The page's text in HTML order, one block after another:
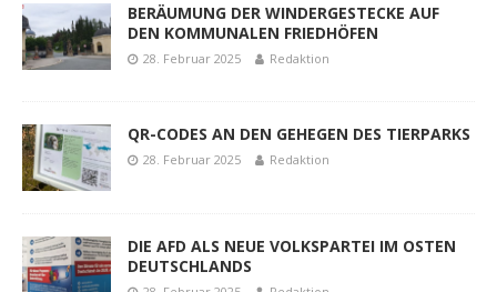
BERÄUMUNG DER WINDERGESTECKE AUF
DEN KOMMUNALEN FRIEDHÖFEN
28. Februar 2025 Redaktion
QR-CODES AN DEN GEHEGEN DES TIERPARKS
28. Februar 2025 Redaktion
DIE AFD ALS NEUE VOLKSPARTEI IM OSTEN
DEUTSCHLANDS